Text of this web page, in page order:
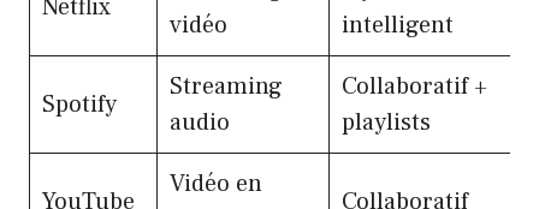
Netflix
vidéo
intelligent
Spotify
Streaming
audio
Collaboratif +
playlists
YouTube
Vidéo en
Collaboratif